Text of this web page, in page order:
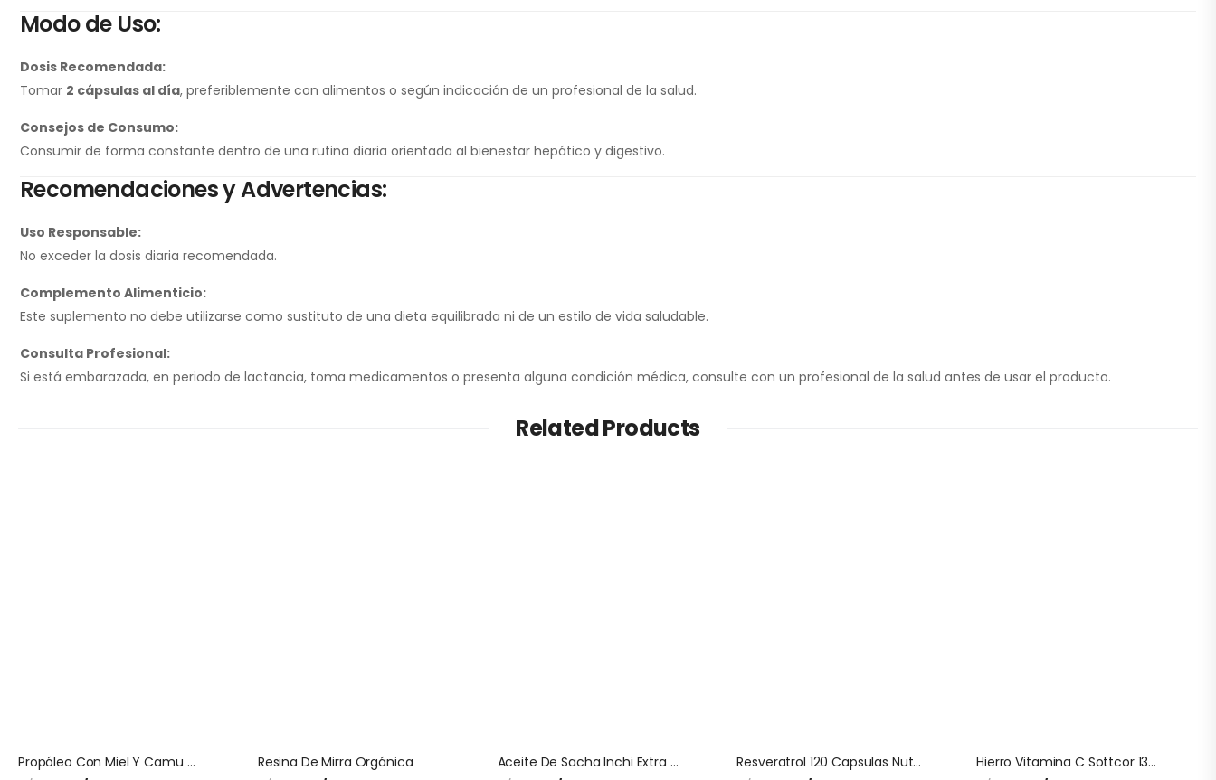
Modo de Uso:
Dosis Recomendada:
Tomar 2 cápsulas al día, preferiblemente con alimentos o según indicación de un profesional de la salud.
Consejos de Consumo:
Consumir de forma constante dentro de una rutina diaria orientada al bienestar hepático y digestivo.
Recomendaciones y Advertencias:
Uso Responsable:
No exceder la dosis diaria recomendada.
Complemento Alimenticio:
Este suplemento no debe utilizarse como sustituto de una dieta equilibrada ni de un estilo de vida saludable.
Consulta Profesional:
Si está embarazada, en periodo de lactancia, toma medicamentos o presenta alguna condición médica, consulte con un profesional de la salud antes de usar el producto.
Related Products
Propóleo Con Miel Y Camu Camu San Jose 120 Ml Resina De Mirra Orgánica Aceite De Sacha Inchi Extra Virgen 250 Ml Resveratrol 120 Capsulas Nutricost Hierro Vitamina C Sottcor 130 Gomitas